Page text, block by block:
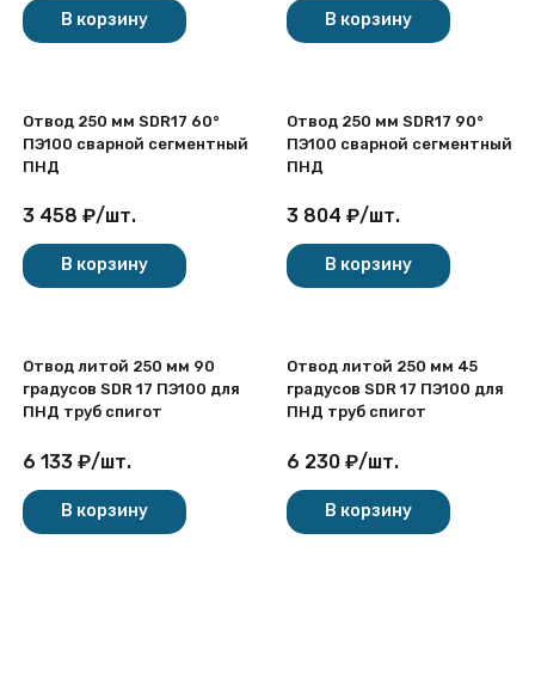
В корзину В корзину
Отвод 250 мм SDR17 60°
ПЭ100 сварной сегментный
ПНД
3 458 ₽/шт.
В корзину
Отвод 250 мм SDR17 90°
ПЭ100 сварной сегментный
ПНД
3 804 ₽/шт.
В корзину
Отвод литой 250 мм 90
градусов SDR 17 ПЭ100 для
ПНД труб спигот
6 133 ₽/шт.
В корзину
Отвод литой 250 мм 45
градусов SDR 17 ПЭ100 для
ПНД труб спигот
6 230 ₽/шт.
В корзину